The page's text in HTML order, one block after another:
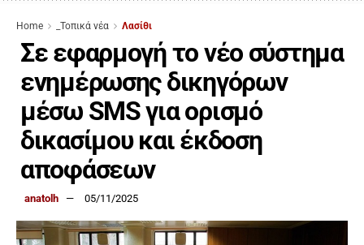
Home _Τοπικά νέα Λασίθι
Σε εφαρμογή το νέο σύστημα
ενημέρωσης δικηγόρων
μέσω SMS για ορισμό
δικασίμου και έκδοση
αποφάσεων
anatolh 05/11/2025